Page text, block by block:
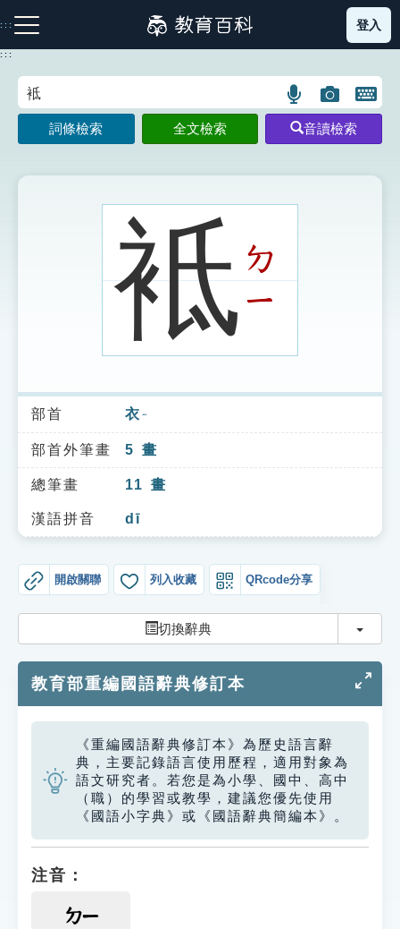
到
主
:::
注音索引圖示 筆畫索引圖示 部首索引表圖示
索引選單
知識索引
單字索引
生命大百科索引
遊戲專區
教學應用
貓頭鷹博士
登入
:::
語
言
搜
示
圖
片
搜
開
鍵
圖
詞條檢索 全文檢索 音讀檢索
袛ㄉ
ㄧ
部首 衣 ㄧ
部首外筆畫 5 畫
總筆畫 11 畫
漢語拼音 dī
開啟關聯 列入收藏 QRcode分享
切換辭典 切換
教育部重編國語辭典修訂本
《重編國語辭典修訂本》為歷史語言辭
典，主要記錄語言使用歷程，適用對象為
語文研究者。若您是為小學、國中、高中
（職）的學習或教學，建議您優先使用
《國語小字典》或《國語辭典簡編本》。
注音：
ㄉㄧ